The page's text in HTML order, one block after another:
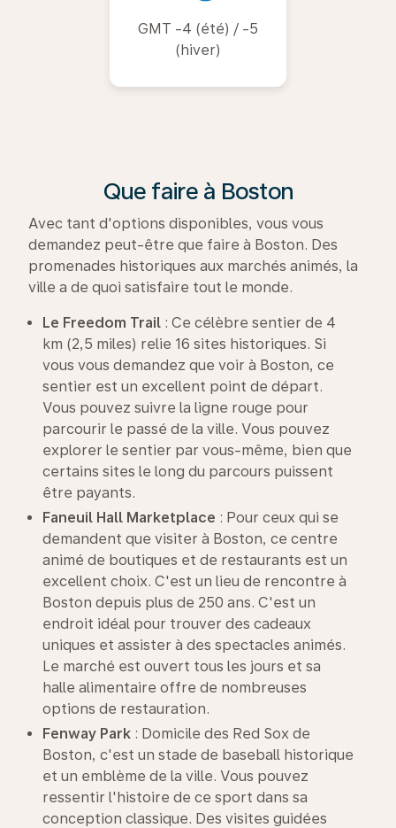
GMT -4 (été) / -5
(hiver)
Que faire à Boston
Avec tant d'options disponibles, vous vous
demandez peut-être que faire à Boston. Des
promenades historiques aux marchés animés, la
ville a de quoi satisfaire tout le monde.
Le Freedom Trail : Ce célèbre sentier de 4
km (2,5 miles) relie 16 sites historiques. Si
vous vous demandez que voir à Boston, ce
sentier est un excellent point de départ.
Vous pouvez suivre la ligne rouge pour
parcourir le passé de la ville. Vous pouvez
explorer le sentier par vous-même, bien que
certains sites le long du parcours puissent
être payants.
Faneuil Hall Marketplace : Pour ceux qui se
demandent que visiter à Boston, ce centre
animé de boutiques et de restaurants est un
excellent choix. C'est un lieu de rencontre à
Boston depuis plus de 250 ans. C'est un
endroit idéal pour trouver des cadeaux
uniques et assister à des spectacles animés.
Le marché est ouvert tous les jours et sa
halle alimentaire offre de nombreuses
options de restauration.
Fenway Park : Domicile des Red Sox de
Boston, c'est un stade de baseball historique
et un emblème de la ville. Vous pouvez
ressentir l'histoire de ce sport dans sa
conception classique. Des visites guidées